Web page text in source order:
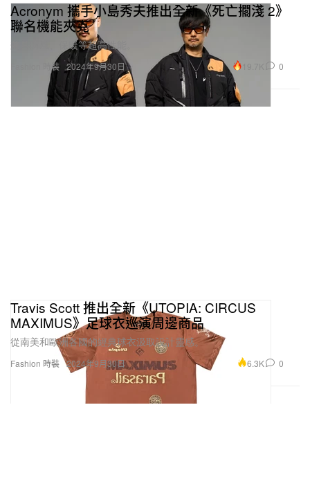
Fashion 時裝
Acronym 攜手小島秀夫推出全新《死亡擱淺 2》
聯名機能夾克
兼具防風、保暖等超高性能。
2024年9月30日 0
Fashion 時裝
Travis Scott 推出全新《UTOPIA: CIRCUS
MAXIMUS》足球衣巡演周邊商品
從南美和歐洲各國的經典球衣汲取設計靈感。
2024年9月30日 6.3K 0